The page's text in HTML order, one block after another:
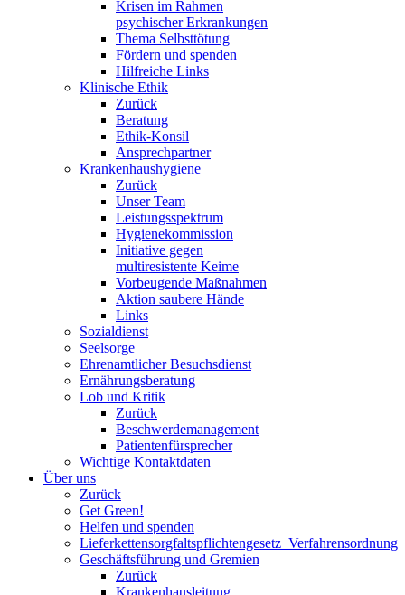
Krisen im Rahmen
psychischer Erkrankungen
Thema Selbsttötung
Fördern und spenden
Hilfreiche Links
Klinische Ethik
Zurück
Beratung
Ethik-Konsil
Ansprechpartner
Krankenhaushygiene
Zurück
Unser Team
Leistungsspektrum
Hygienekommission
Initiative gegen
multiresistente Keime
Vorbeugende Maßnahmen
Aktion saubere Hände
Links
Sozialdienst
Seelsorge
Ehrenamtlicher Besuchsdienst
Ernährungsberatung
Lob und Kritik
Zurück
Beschwerdemanagement
Patientenfürsprecher
Wichtige Kontaktdaten
Über uns
Zurück
Get Green!
Helfen und spenden
Lieferkettensorgfaltspflichtengesetz_Verfahrensordnung
Geschäftsführung und Gremien
Zurück
Krankenhausleitung